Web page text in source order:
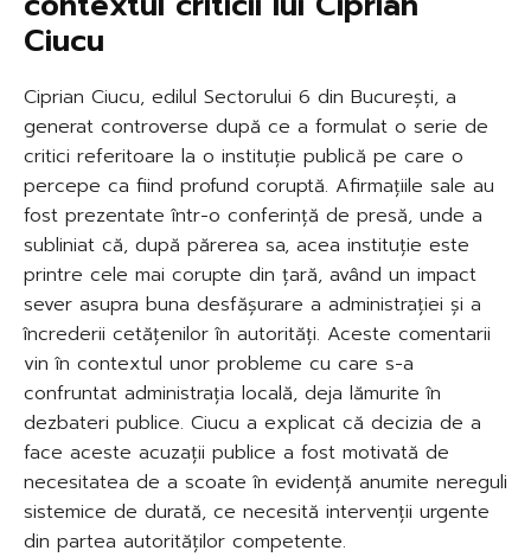
Ciucu
Ciprian Ciucu, edilul Sectorului 6 din București, a
generat controverse după ce a formulat o serie de
critici referitoare la o instituție publică pe care o
percepe ca fiind profund coruptă. Afirmațiile sale au
fost prezentate într-o conferință de presă, unde a
subliniat că, după părerea sa, acea instituție este
printre cele mai corupte din țară, având un impact
sever asupra buna desfășurare a administrației și a
încrederii cetățenilor în autorități. Aceste comentarii
vin în contextul unor probleme cu care s-a
confruntat administrația locală, deja lămurite în
dezbateri publice. Ciucu a explicat că decizia de a
face aceste acuzații publice a fost motivată de
necesitatea de a scoate în evidență anumite nereguli
sistemice de durată, ce necesită intervenții urgente
din partea autorităților competente.